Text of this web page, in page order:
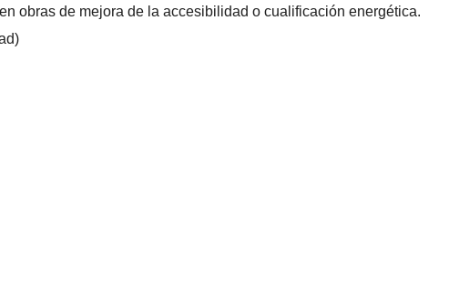
obras de mejora de la accesibilidad o cualificación energética.